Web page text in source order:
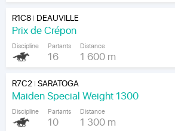
R1C8| DEAUVILLE
Prix de Crépon
Discipline Partants
16
Distance
1 600 m
R7C2|SARATOGA
Maiden Special Weight 1300
Discipline Partants
10
Distance
1 300 m